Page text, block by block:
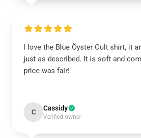
I love the Blue Öyster Cult shirt, it
just as described. It is soft and
price was fair!
C Cassidy
Verified owner